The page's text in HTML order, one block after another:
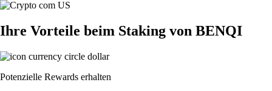
Ihre Vorteile beim Staking von BENQI
Potenzielle Rewards erhalten